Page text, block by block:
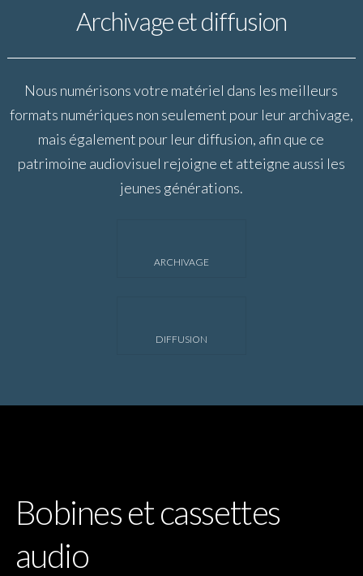
Archivage et diffusion
Nous numérisons votre matériel dans les meilleurs
formats numériques non seulement pour leur archivage,
mais également pour leur diffusion, afin que ce
patrimoine audiovisuel rejoigne et atteigne aussi les
jeunes générations.
ARCHIVAGE
DIFFUSION
Bobines et cassettes
audio